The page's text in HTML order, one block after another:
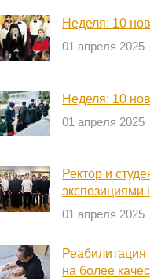
Неделя: 10
01 апреля 2025
Неделя: 10
01 апреля 2025
Ректор и
01 апреля 2025
на более